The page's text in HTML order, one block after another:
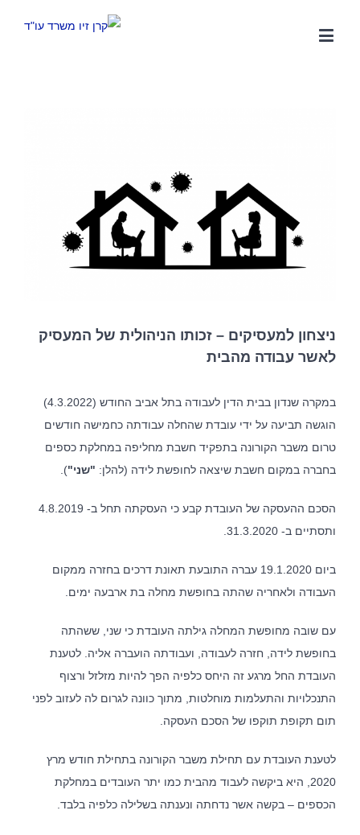
ניצחון למעסיקים – זכותו הניהולית של המעסיק
לאשר עבודה מהבית
במקרה שנדון בבית הדין לעבודה בתל אביב החודש (4.3.2022)
הוגשה תביעה על ידי עובדת שהחלה עבודתה כחמישה חודשים
טרום משבר הקורונה בתפקיד חשבת מחליפה במחלקת כספים
בחברה במקום חשבת שיצאה לחופשת לידה (להלן: "שני").
הסכם ההעסקה של העובדת קבע כי העסקתה תחל ב- 4.8.2019
ותסתיים ב- 31.3.2020.
ביום 19.1.2020 עברה התובעת תאונת דרכים בחזרה ממקום
העבודה ולאחריה שהתה בחופשת מחלה בת ארבעה ימים.
עם שובה מחופשת המחלה גילתה העובדת כי שני, ששהתה
בחופשת לידה, חזרה לעבודה, ועבודתה הועברה אליה. לטענת
העובדת החל מרגע זה היחס כלפיה הפך להיות מזלזל ורצוף
התנכלויות והתעלמות מוחלטות, מתוך כוונה לגרום לה לעזוב לפני
תום תקופת תוקפו של הסכם העסקה.
לטענת העובדת עם תחילת משבר הקורונה בתחילת חודש מרץ
2020, היא ביקשה לעבוד מהבית כמו יתר העובדים במחלקת
הכספים – בקשה אשר נדחתה ונענתה בשלילה כלפיה בלבד.